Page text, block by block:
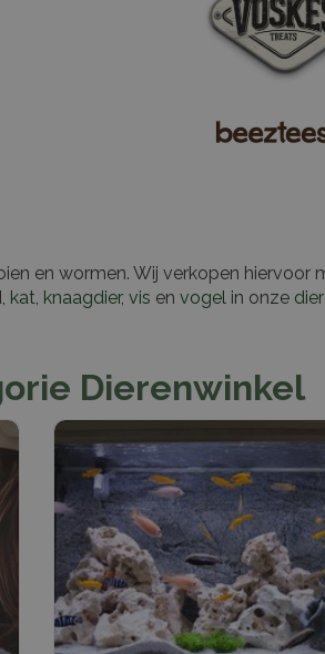
en wormen. Wij verkopen hiervoor
kat, knaagdier, vis en vogel in onze
Dierenwinkel